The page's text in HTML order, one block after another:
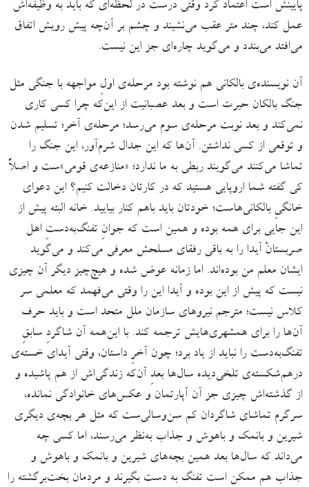
پایینش است اعتماد کرد وقتی درست در لحظه‌ای که باید به وظیفه‌اش
عمل کند، چند متر عقب می‌نشیند و چشم بر آن‌چه پیش رویش اتفاق
می‌افتد می‌بندد و می‌گوید چاره‌ای جز این نیست.
آن نویسنده‌ی بالکانی هم نوشته بود مرحله‌ی اولِ مواجهه با جنگی مثل
جنگ بالکان حیرت است و بعد عصبانیت از این‌که چرا کسی کاری
نمی‌کند و بعد نوبت مرحله‌ی سوم می‌رسد؛ مرحله‌ی آخر؛ تسلیم شدن
و توقعی از کسی نداشتن. آن‌ها که این جدال شرم‌آور، این جنگ را
تماشا می‌کنند می‌گویند ربطی به ما ندارد؛ «منازعه‌ی قومی»‌ست و اصلاً
کی گفته شما اروپایی هستید که در کارتان دخالت کنیم؟ این دعوای
خانگیِ بالکانی‌‌هاست؛ خودتان باید باهم کنار بیایید. خانه البته پیش از
این جایی برای همه بوده و همین است که جوانِ تفنگ‌به‌دستِ اهل
صربستانْ آیدا را به باقی رفقای مسلحش معرفی می‌کند و می‌گوید
ایشان معلم من بوده‌اند. اما زمانه عوض شده و هیچ‌چیز دیگر آن چیزی
نیست که پیش از این بوده و آیدا این را وقتی می‌فهمد که معلمی سر
کلاس نیست؛ مترجم نیروهای سازمان ملل متحد است و باید حرف
آن‌ها را برای همشهری‌هایش ترجمه کند. با این‌همه آن شاگردِ سابقِ
تفنگ‌به‌دست را نباید از یاد برد؛ چون آخرِ داستان، وقتی آیدای خسته‌ی
درهم‌شکسته‌ی تلخی‌دیده سال‌ها بعدِ آن‌که زندگی‌اش از هم پاشیده و
از گذشته‌اش چیزی جز آن آپارتمان و عکس‌های خانوادگی نمانده،
سرگرم تماشای شاگردان کم سن‌وسالی‌ست که مثل هر بچه‌ی دیگری
شیرین و بانمک و باهوش و جذاب به‌نظر می‌رسند، اما کسی چه
می‌داند که سال‌ها بعد همین بچه‌های شیرین و بانمک و باهوش و
جذاب هم ممکن است تفنگ به دست بگیرند و مردمان بخت‌برگشته را